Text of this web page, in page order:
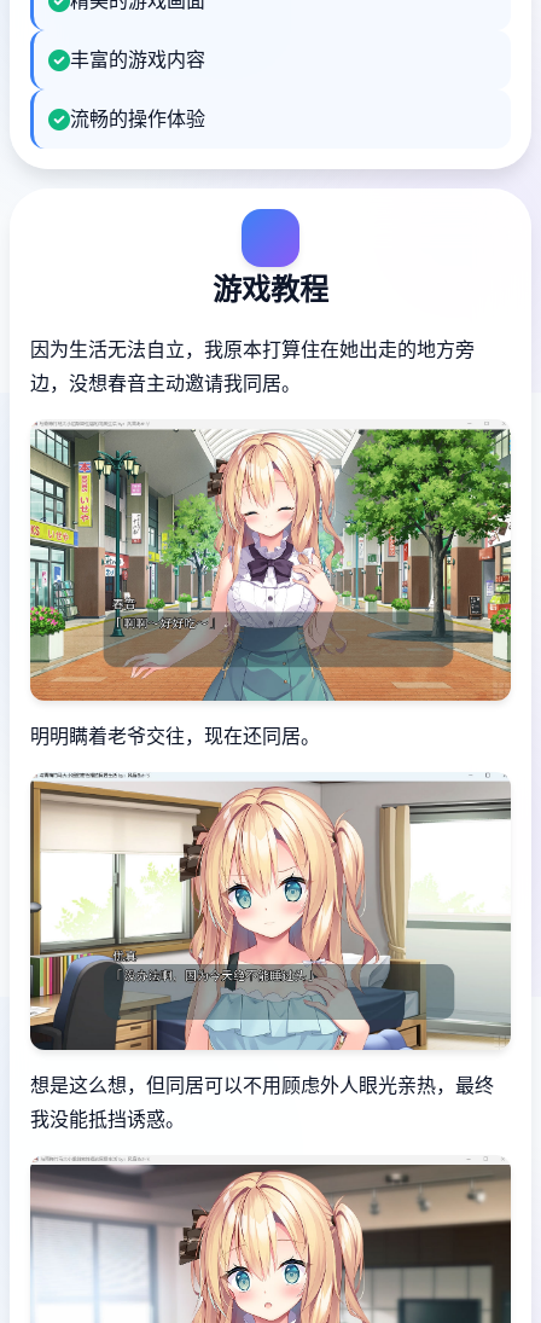
丰富的游戏内容
流畅的操作体验
游戏教程
因为生活无法自立，我原本打算住在她出走的地方旁
边，没想春音主动邀请我同居。
明明瞒着老爷交往，现在还同居。
想是这么想，但同居可以不用顾虑外人眼光亲热，最终
我没能抵挡诱惑。